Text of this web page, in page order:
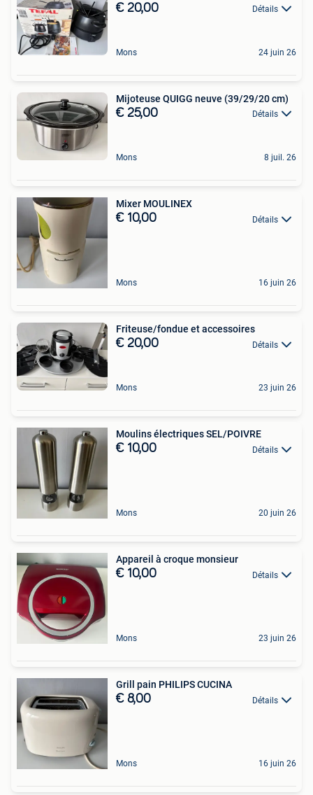
€ 20,00 Détails
Mons 24 juin 26
Mijoteuse QUIGG neuve (39/29/20 cm)
€ 25,00 Détails
Mons 8 juil. 26
Mixer MOULINEX
€ 10,00 Détails
Mons 16 juin 26
Friteuse/fondue et accessoires
€ 20,00 Détails
Mons 23 juin 26
Moulins électriques SEL/POIVRE
€ 10,00 Détails
Mons 20 juin 26
Appareil à croque monsieur
€ 10,00 Détails
Mons 23 juin 26
Grill pain PHILIPS CUCINA
€ 8,00 Détails
Mons 16 juin 26